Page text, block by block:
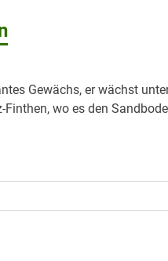
Gewächs, er wächst
wo es den